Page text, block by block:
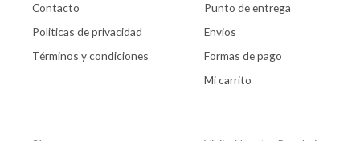
Contacto
Politicas de privacidad
Términos y condiciones
Punto de entrega
Envios
Formas de pago
Mi carrito